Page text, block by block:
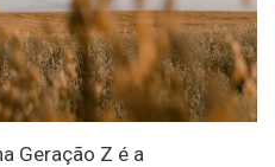
Geração Z é a